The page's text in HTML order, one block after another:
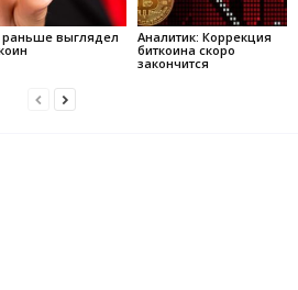
раньше выглядел
Аналитик: Коррекция
биткоина скоро
закончится